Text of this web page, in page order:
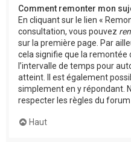
Comment remonter mon
En cliquant sur le lien «
consultation, vous pouvez
sur la première page. Par
cela signifie que la remontée
l’intervalle de temps pour
atteint. Il est également
simplement en y répondant.
respecter les règles du
Haut